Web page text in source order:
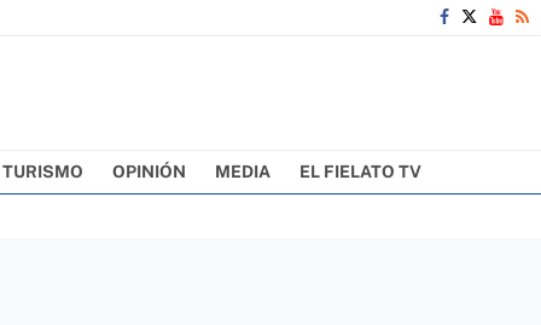
TURISMO OPINIÓN MEDIA EL FIELATO TV